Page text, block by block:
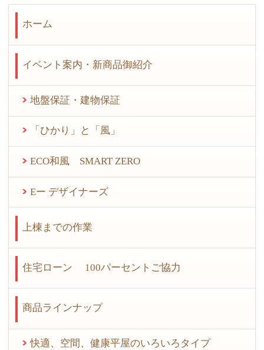
ホーム
イベント案内・新商品御紹介
地盤保証・建物保証
「ひかり」と「風」
ECO和風 SMART ZERO
Eー デザイナーズ
上棟までの作業
住宅ローン 100パーセントご協力
商品ラインナップ
快適、空間、健康平屋のいろいろタイプ